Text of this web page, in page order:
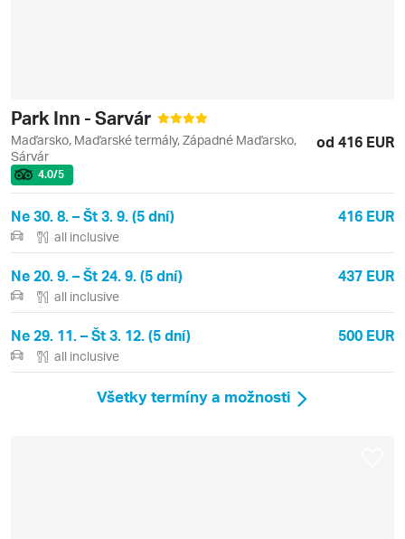
Park Inn - Sarvár
Maďarsko, Maďarské termály, Západné Maďarsko,
Sárvár
od 416 EUR
4.0/5
Ne 30. 8. – Št 3. 9. (5 dní) 416 EUR
all inclusive
Ne 20. 9. – Št 24. 9. (5 dní) 437 EUR
all inclusive
Ne 29. 11. – Št 3. 12. (5 dní) 500 EUR
all inclusive
Všetky termíny a možnosti